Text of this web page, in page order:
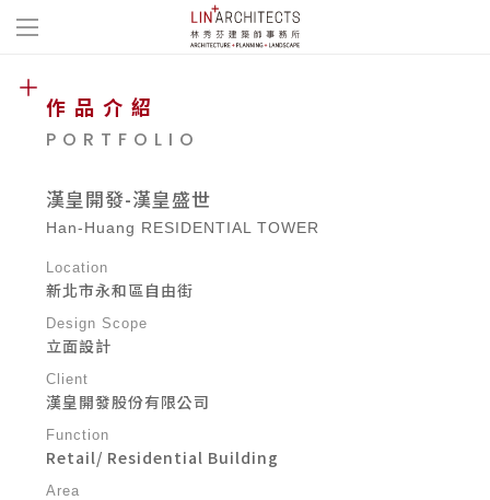
作品介紹
PORTFOLIO
漢皇開發-漢皇盛世
Han-Huang RESIDENTIAL TOWER
Location
新北市永和區自由街
Design Scope
立面設計
Client
漢皇開發股份有限公司
Function
Retail/ Residential Building
Area